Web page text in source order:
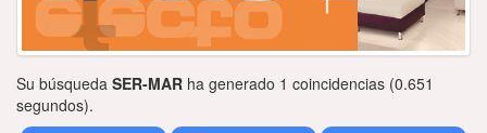
datos
Publicidad
Su búsqueda SER-MAR ha generado 1 coincidencias (0.651
segundos).